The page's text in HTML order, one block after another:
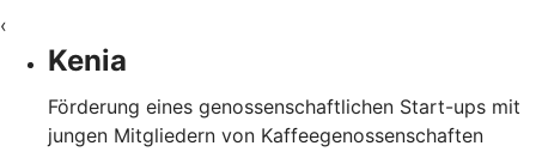
‹
Kenia
Förderung eines genossenschaftlichen Start-ups mit
jungen Mitgliedern von Kaffeegenossenschaften